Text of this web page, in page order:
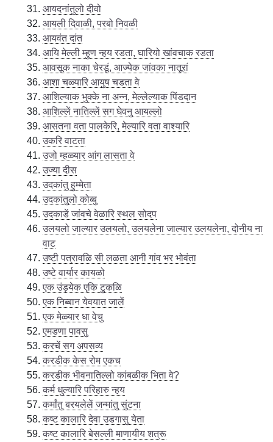
आयदनांतुलो दीवो
आयली दिवाळी, परबो निवळी
आयवंत दांत
आयि मेल्ली म्हुण न्हय रडता, घारियो खांवचाक रडता
आवसूक नाका चेरडूं, आज्येक जांवका नातूरां
आशा चळ्यारि आयुष चडता वे
आशिल्याक भुक्के ना अन्न, मेल्लेल्याक पिंडदान
आशिल्लें नातिल्लें सग घेवनु आयल्लो
आसतना वता पालकेरि, मेल्यारि वता वाश्यारि
उकरि वाटता
उजो म्हळ्यार आंग लासता वे
उज्या दीस
उदकांतु हुम्मेता
उदकांतुलो कोब्बु
उदकाडें जांवचे वेळारि स्थल सोदप
उलयलो जाल्यार उलयलो, उलयलेना जाल्यार उलयलेना, दोनीय ना
वाट
उष्टी पत्रावळि सी लळता आनी गांव भर भोवंता
उष्टे वार्यार कायळो
एक उंड्येक एकि टुकळि
एक निब्बान येवयात जालें
एक मेळ्यार धा वेचु
एमडणा पावसु
करचें सग अपसव्य
करडीक केस रोम एकच
करडीक भीवनातिल्लो कांबळीक भिता वे?
कर्म धुल्यारि परिहारु न्हय
कर्मांतु बरयलेलें जन्मांतु सुंटना
कष्ट कालारि देवा उडगासु येता
कष्ट कालारि बेसल्ली माणायीय शत्रू